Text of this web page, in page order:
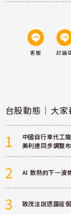
客服 討論
台股動態｜大
1
中國自行車代工
美利達同步調整
2 AI 散熱的下一波
3 致茂法說透露這